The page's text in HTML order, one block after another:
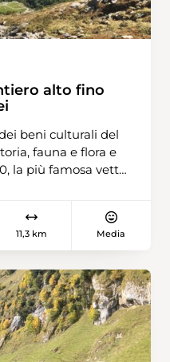
alto fino
beni culturali del
fauna e flora e
la più famosa vetta
capanna si può
panorama a 360°.Si
e bocchette
dei 1000 pozzi
un altro
vita dura e
11,3 km Media